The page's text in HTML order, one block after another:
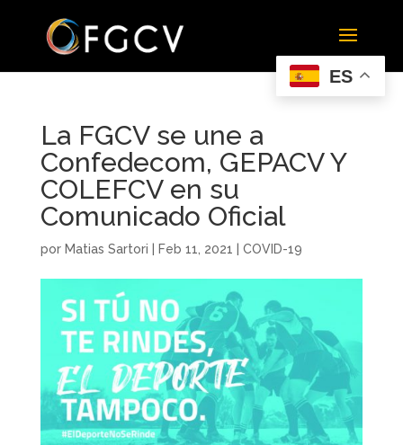
La FGCV se une a
Confedecom, GEPACV Y
COLEFCV en su
Comunicado Oficial
por Matias Sartori Feb 11, 2021 COVID-19
ES